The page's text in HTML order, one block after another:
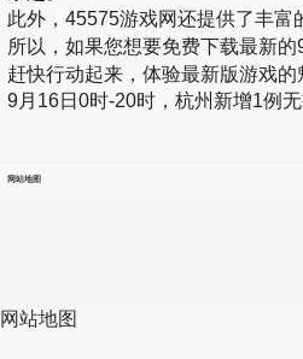
此外，45575游戏网还提供了丰富
所以，如果您想要免费下载最新
赶快行动起来，体验最新版游戏的
9月16日0时-20时，杭州新增1例
网站地图
网站地图